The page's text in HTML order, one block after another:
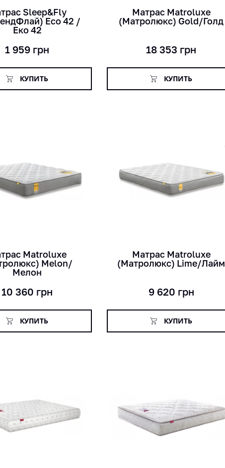
Sleep&Fly
Eco 42 /
Еко 42
1 959 грн
КУПИТЬ
Матраc Matroluxe
(Матролюкс) Gold/Голд
18 353 грн
КУПИТЬ
Matroluxe
Melon/
Мелон
10 360 грн
КУПИТЬ
Матраc Matroluxe
(Матролюкс) Lime/Лайм
9 620 грн
КУПИТЬ